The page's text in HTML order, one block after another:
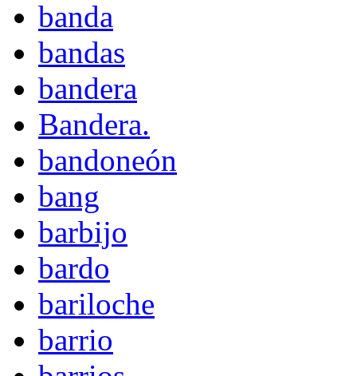
banda
bandas
bandera
Bandera.
bandoneón
bang
barbijo
bardo
bariloche
barrio